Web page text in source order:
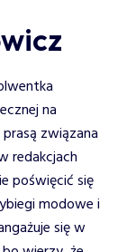
na
związana
redakcjach
poświęcić się
modowe i
się w